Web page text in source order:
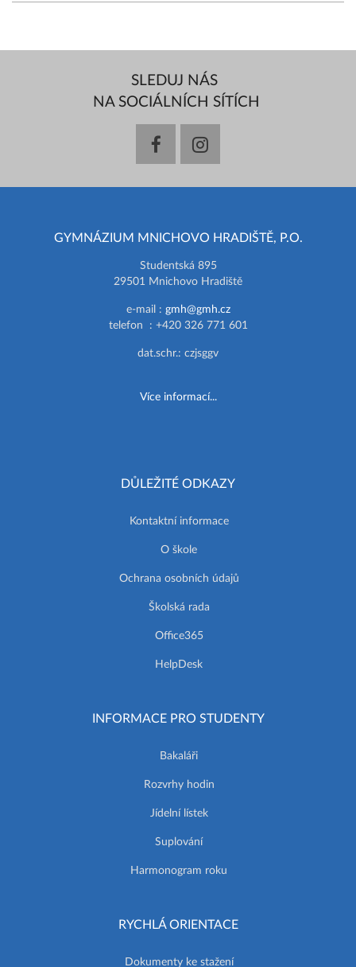
SLEDUJ NÁS
NA SOCIÁLNÍCH SÍTÍCH
facebookinstagram
GYMNÁZIUM MNICHOVO HRADIŠTĚ, P.O.
Studentská 895
29501 Mnichovo Hradiště
e-mail : gmh@gmh.cz
telefon : +420 326 771 601
dat.schr.: czjsggv
Více informací...
DŮLEŽITÉ ODKAZY
Kontaktní informace
O škole
Ochrana osobních údajů
Školská rada
Office365
HelpDesk
INFORMACE PRO STUDENTY
Bakaláři
Rozvrhy hodin
Jídelní lístek
Suplování
Harmonogram roku
RYCHLÁ ORIENTACE
Dokumenty ke stažení